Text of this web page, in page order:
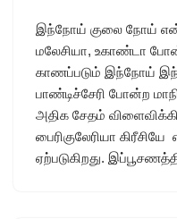
இந்நோய் குலை நோய்
மலேசியா, உகாண்டா
காணப்படும் இந்நோய்
பாண்டிச்சேரி போன்ற
அதிக சேதம்
பைரிகுலேரியா
ஏற்படுகிறது.